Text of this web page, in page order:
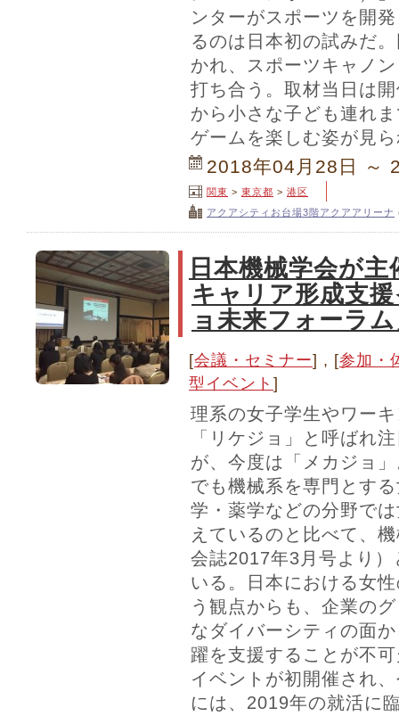
ンターがスポーツを開
るのは日本初の試みだ
かれ、スポーツキャノ
打ち合う。取材当日は
から小さな子ども連れ
ゲームを楽しむ姿が見
2018年04月28日 ～
関東 > 東京都 > 港区
アクアシティお台場3階アクアアリーナ
日本機械学会が
キャリア形成支
ョ未来フォーラ
[会議・セミナー] , [参加・
型イベント ]
理系の女子学生やワー
「リケジョ」と呼ばれ
が、今度は「メカジョ
でも機械系を専門とす
学・薬学などの分野で
えているのと比べて、
会誌2017年3月号より
いる。日本における女
う観点からも、企業の
なダイバーシティの面
躍を支援することが不
イベントが初開催され
には、2019年の就活に